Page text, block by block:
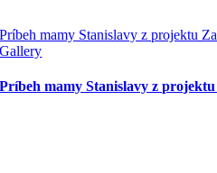
Príbeh mamy Stanislavy z projektu
Gallery
Príbeh mamy Stanislavy z